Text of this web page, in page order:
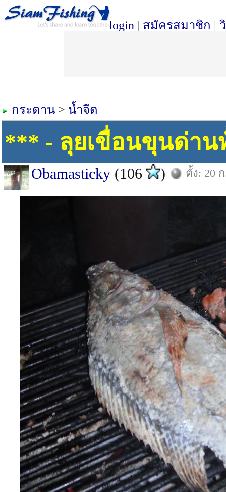
login | สมัครสมาชิก |
กระดาน > น้ำจืด
*** - ลุยเขื่อนขุนด่าน
Obamasticky (106 ) ตั้ง: 20